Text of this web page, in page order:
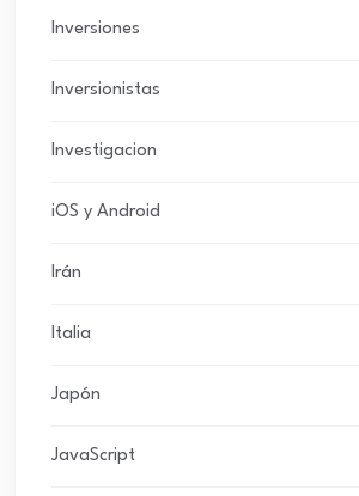
Inversiones
Inversionistas
Investigacion
iOS y Android
Irán
Italia
Japón
JavaScript